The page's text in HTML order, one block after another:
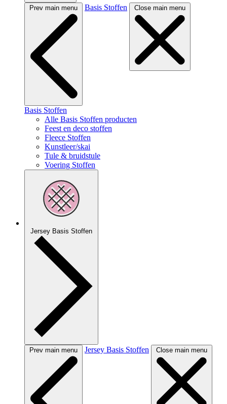
Prev main menu Basis Stoffen Close main menu
Basis Stoffen
Alle Basis Stoffen producten
Feest en deco stoffen
Fleece Stoffen
Kunstleer/skai
Tule & bruidstule
Voering Stoffen
Jersey Basis Stoffen
Prev main menu Jersey Basis Stoffen Close main menu